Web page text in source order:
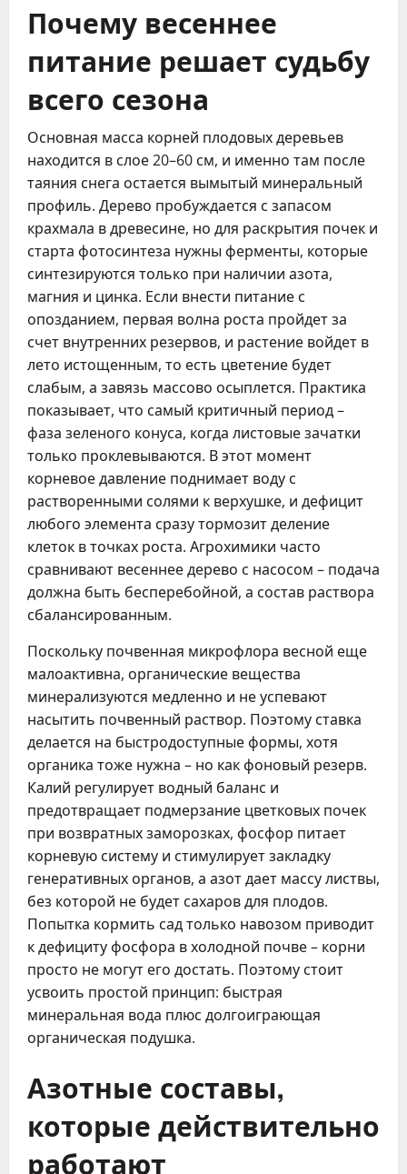
Почему весеннее
питание решает судьбу
всего сезона
Основная масса корней плодовых деревьев
находится в слое 20–60 см, и именно там после
таяния снега остается вымытый минеральный
профиль. Дерево пробуждается с запасом
крахмала в древесине, но для раскрытия почек и
старта фотосинтеза нужны ферменты, которые
синтезируются только при наличии азота,
магния и цинка. Если внести питание с
опозданием, первая волна роста пройдет за
счет внутренних резервов, и растение войдет в
лето истощенным, то есть цветение будет
слабым, а завязь массово осыплется. Практика
показывает, что самый критичный период –
фаза зеленого конуса, когда листовые зачатки
только проклевываются. В этот момент
корневое давление поднимает воду с
растворенными солями к верхушке, и дефицит
любого элемента сразу тормозит деление
клеток в точках роста. Агрохимики часто
сравнивают весеннее дерево с насосом – подача
должна быть бесперебойной, а состав раствора
сбалансированным.
Поскольку почвенная микрофлора весной еще
малоактивна, органические вещества
минерализуются медленно и не успевают
насытить почвенный раствор. Поэтому ставка
делается на быстродоступные формы, хотя
органика тоже нужна – но как фоновый резерв.
Калий регулирует водный баланс и
предотвращает подмерзание цветковых почек
при возвратных заморозках, фосфор питает
корневую систему и стимулирует закладку
генеративных органов, а азот дает массу листвы,
без которой не будет сахаров для плодов.
Попытка кормить сад только навозом приводит
к дефициту фосфора в холодной почве – корни
просто не могут его достать. Поэтому стоит
усвоить простой принцип: быстрая
минеральная вода плюс долгоиграющая
органическая подушка.
Азотные составы,
которые действительно
работают